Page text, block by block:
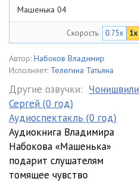
Машенька 04
Машенька 06
Машенька 08
Машенька 09
Машенька 10
Машенька 11
Скорость 0.75x 1x
Автор: Набоков Владимир
Исполняет: Телегина Татьяна
Другие озвучки: Чонишвили
Сергей (0 год)
Аудиоспектакль (0 год)
Аудиокнига Владимира
Набокова «Машенька»
подарит слушателям
томящее чувство